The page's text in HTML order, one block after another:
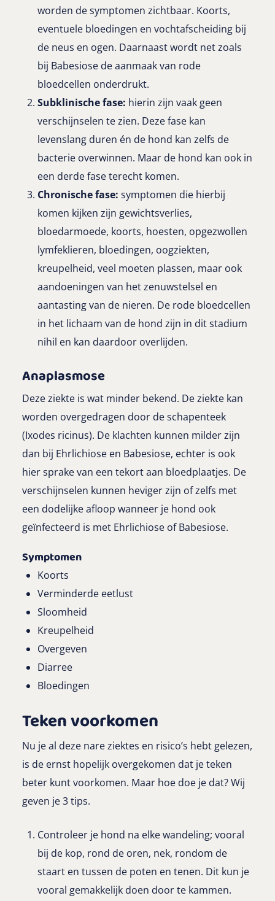
worden de symptomen zichtbaar. Koorts,
eventuele bloedingen en vochtafscheiding bij
de neus en ogen. Daarnaast wordt net zoals
bij Babesiose de aanmaak van rode
bloedcellen onderdrukt.
Subklinische fase: hierin zijn vaak geen
verschijnselen te zien. Deze fase kan
levenslang duren én de hond kan zelfs de
bacterie overwinnen. Maar de hond kan ook in
een derde fase terecht komen.
Chronische fase: symptomen die hierbij
komen kijken zijn gewichtsverlies,
bloedarmoede, koorts, hoesten, opgezwollen
lymfeklieren, bloedingen, oogziekten,
kreupelheid, veel moeten plassen, maar ook
aandoeningen van het zenuwstelsel en
aantasting van de nieren. De rode bloedcellen
in het lichaam van de hond zijn in dit stadium
nihil en kan daardoor overlijden.
Anaplasmose
Deze ziekte is wat minder bekend. De ziekte kan
worden overgedragen door de schapenteek
(Ixodes ricinus). De klachten kunnen milder zijn
dan bij Ehrlichiose en Babesiose, echter is ook
hier sprake van een tekort aan bloedplaatjes. De
verschijnselen kunnen heviger zijn of zelfs met
een dodelijke afloop wanneer je hond ook
geïnfecteerd is met Ehrlichiose of Babesiose.
Symptomen
Koorts
Verminderde eetlust
Sloomheid
Kreupelheid
Overgeven
Diarree
Bloedingen
Teken voorkomen
Nu je al deze nare ziektes en risico’s hebt gelezen,
is de ernst hopelijk overgekomen dat je teken
beter kunt voorkomen. Maar hoe doe je dat? Wij
geven je 3 tips.
Controleer je hond na elke wandeling; vooral
bij de kop, rond de oren, nek, rondom de
staart en tussen de poten en tenen. Dit kun je
vooral gemakkelijk doen door te kammen.